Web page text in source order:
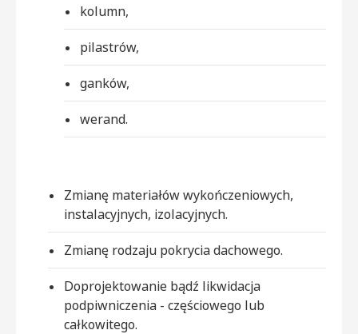
kolumn,
pilastrów,
ganków,
werand.
Zmianę materiałów wykończeniowych,
instalacyjnych, izolacyjnych.
Zmianę rodzaju pokrycia dachowego.
Doprojektowanie bądź likwidacja
podpiwniczenia - częściowego lub
całkowitego.